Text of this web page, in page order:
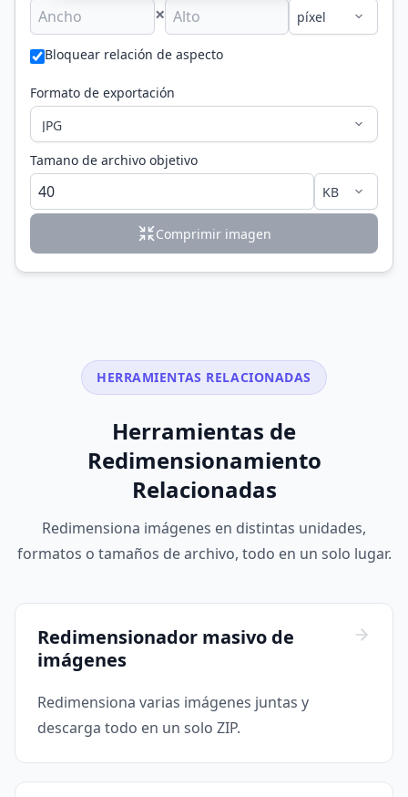
×
Bloquear relación de aspecto
Formato de exportación
Tamano de archivo objetivo
Comprimir imagen
HERRAMIENTAS RELACIONADAS
Herramientas de
Redimensionamiento
Relacionadas
Redimensiona imágenes en distintas unidades,
formatos o tamaños de archivo, todo en un solo lugar.
Redimensionador masivo de
imágenes
Redimensiona varias imágenes juntas y
descarga todo en un solo ZIP.